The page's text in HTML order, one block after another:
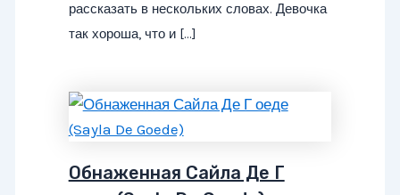
рассказать в нескольких словах. Девочка
так хороша, что и […]
Обнаженная Сайла Де Г